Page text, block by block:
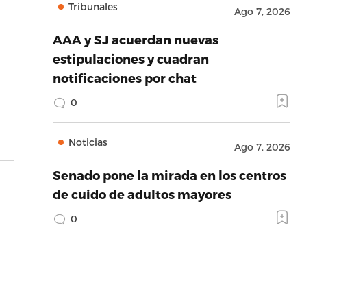
Tribunales Ago 7, 2026
AAA y SJ acuerdan nuevas
estipulaciones y cuadran
notificaciones por chat
0
Noticias Ago 7, 2026
Senado pone la mirada en los centros
de cuido de adultos mayores
0